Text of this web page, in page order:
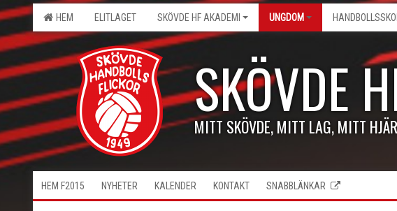
HEM ELITLAGET SKÖVDE HF AKADEMI UNGDOM
SKÖVDE
MITT SKÖVDE, MITT LAG, MITT
HEM F2015 NYHETER KALENDER KONTAKT SNABBLÄNKAR